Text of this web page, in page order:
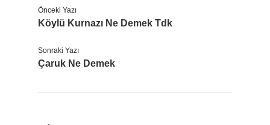
Önceki Yazı
Köylü Kurnazı Ne Demek Tdk
Sonraki Yazı
Çaruk Ne Demek